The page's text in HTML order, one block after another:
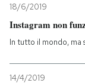
18/6/2019
Instagram non
In tutto il mondo, ma
14/4/2019